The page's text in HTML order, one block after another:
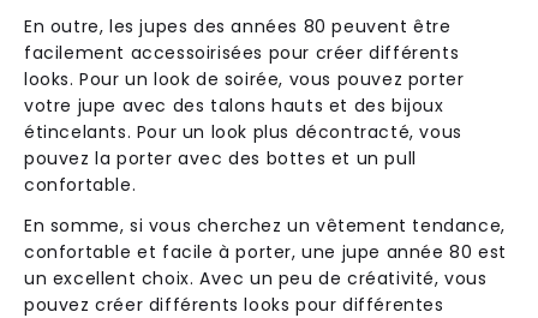
En outre, les jupes des années 80 peuvent être
facilement accessoirisées pour créer différents
looks. Pour un look de soirée, vous pouvez porter
votre jupe avec des talons hauts et des bijoux
étincelants. Pour un look plus décontracté, vous
pouvez la porter avec des bottes et un pull
confortable.
En somme, si vous cherchez un vêtement tendance,
confortable et facile à porter, une jupe année 80 est
un excellent choix. Avec un peu de créativité, vous
pouvez créer différents looks pour différentes